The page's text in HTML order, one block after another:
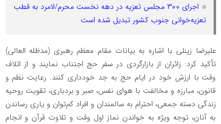
اجرای ۳۰۰ مجلس تعزیه در دهه نخست محرم/لامرد به قطب
تعزیه‌خوانی جنوب کشور تبدیل شده است
علیرضا زینلی با اشاره به بیانات مقام معظم رهبری (مدظله العالی)
تأکید کرد: زائران از بازارگردی در سفر حج اجتناب نمایند و از اتلاف
وقت با ارزش خود در ایام حج به جد خودداری کنند. رعایت نظم و
قانون، مبارزه و مخالفت با هوای نفس، صبر و بردباری، تقویت روحیه
زندگی دسته جمعی، احترام به سالمندان و افراد کم‌توان و یاری رساندن
به آنان، توجه ویژه به خواندن نماز اول وقت و تلاوت قرآن و انجام